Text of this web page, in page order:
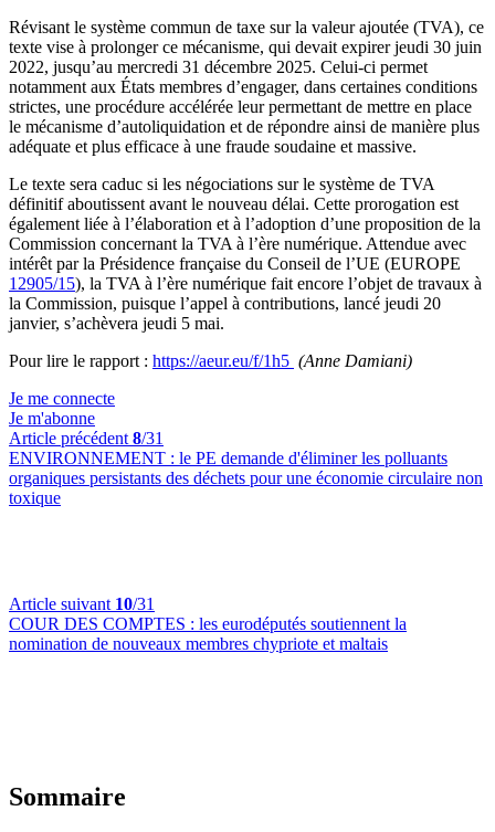
Révisant le système commun de taxe sur la valeur ajoutée (TVA), ce
texte vise à prolonger ce mécanisme, qui devait expirer jeudi 30 juin
2022, jusqu’au mercredi 31 décembre 2025. Celui-ci permet
notamment aux États membres d’engager, dans certaines conditions
strictes, une procédure accélérée leur permettant de mettre en place
le mécanisme d’autoliquidation et de répondre ainsi de manière plus
adéquate et plus efficace à une fraude soudaine et massive.
Le texte sera caduc si les négociations sur le système de TVA
définitif aboutissent avant le nouveau délai. Cette prorogation est
également liée à l’élaboration et à l’adoption d’une proposition de la
Commission concernant la TVA à l’ère numérique. Attendue avec
intérêt par la Présidence française du Conseil de l’UE (EUROPE
12905/15), la TVA à l’ère numérique fait encore l’objet de travaux à
la Commission, puisque l’appel à contributions, lancé jeudi 20
janvier, s’achèvera jeudi 5 mai.
Pour lire le rapport : https://aeur.eu/f/1h5 (Anne Damiani)
Je me connecte
Je m'abonne
Article précédent 8/31
ENVIRONNEMENT : le PE demande d'éliminer les polluants
organiques persistants des déchets pour une économie circulaire non
toxique
Article suivant 10/31
COUR DES COMPTES : les eurodéputés soutiennent la
nomination de nouveaux membres chypriote et maltais
Sommaire